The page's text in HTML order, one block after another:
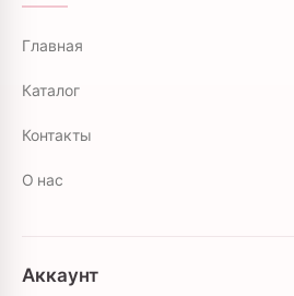
Главная
Каталог
Контакты
О нас
Аккаунт